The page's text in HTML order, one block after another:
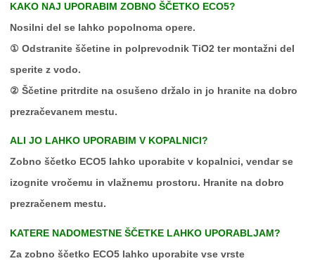
KAKO NAJ UPORABIM ZOBNO ŠČETKO ECO5?
Nosilni del se lahko popolnoma opere.
① Odstranite ščetine in polprevodnik TiO2 ter montažni del
sperite z vodo.
② Ščetine pritrdite na osušeno držalo in jo hranite na dobro
prezračevanem mestu.
ALI JO LAHKO UPORABIM V KOPALNICI?
Zobno ščetko ECO5 lahko uporabite v kopalnici, vendar se
izognite vročemu in vlažnemu prostoru. Hranite na dobro
prezračenem mestu.
KATERE NADOMESTNE ŠČETKE LAHKO UPORABLJAM?
Za zobno ščetko ECO5 lahko uporabite vse vrste